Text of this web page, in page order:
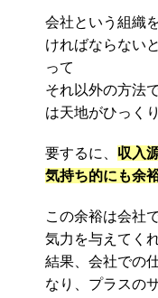
会社という組織
ければならない
って
それ以外の方法
は天地がひっく
要するに、 収入
気持ち的にも余
この余裕は会社
気力を与えてく
結果、会社での
なり、プラスの